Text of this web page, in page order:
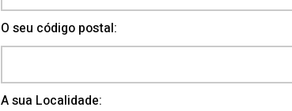
O seu código postal:
A sua Localidade: